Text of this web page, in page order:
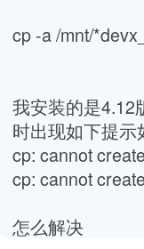
cp -a /mnt/
我安装的是4.12
时出现如下提示
cp: cannot
cp: cannot
怎么解决